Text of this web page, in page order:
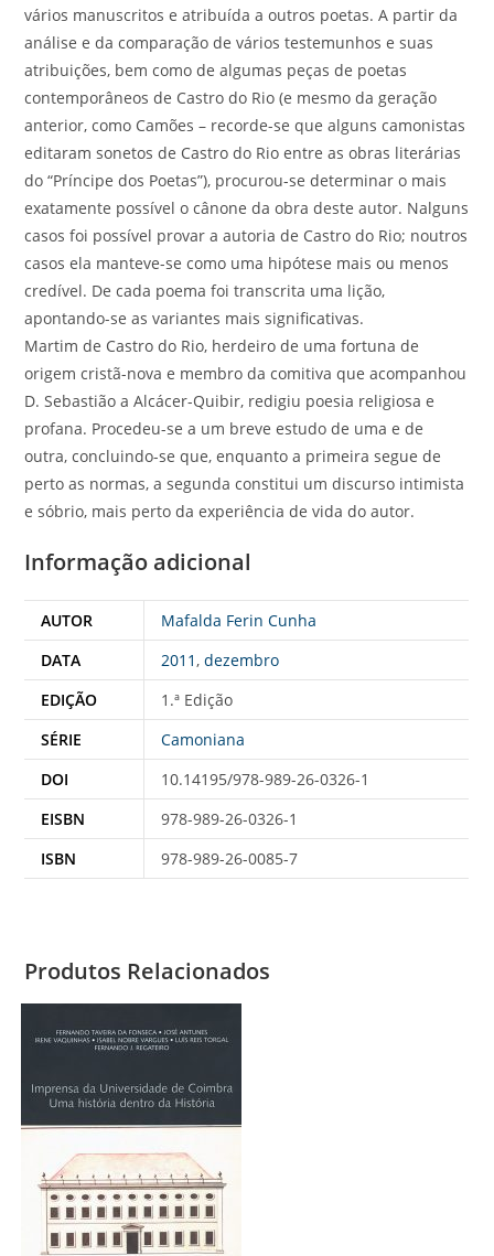
vários manuscritos e atribuída a outros poetas. A partir da
análise e da comparação de vários testemunhos e suas
atribuições, bem como de algumas peças de poetas
contemporâneos de Castro do Rio (e mesmo da geração
anterior, como Camões – recorde-se que alguns camonistas
editaram sonetos de Castro do Rio entre as obras literárias
do “Príncipe dos Poetas”), procurou-se determinar o mais
exatamente possível o cânone da obra deste autor. Nalguns
casos foi possível provar a autoria de Castro do Rio; noutros
casos ela manteve-se como uma hipótese mais ou menos
credível. De cada poema foi transcrita uma lição,
apontando-se as variantes mais significativas.
Martim de Castro do Rio, herdeiro de uma fortuna de
origem cristã-nova e membro da comitiva que acompanhou
D. Sebastião a Alcácer-Quibir, redigiu poesia religiosa e
profana. Procedeu-se a um breve estudo de uma e de
outra, concluindo-se que, enquanto a primeira segue de
perto as normas, a segunda constitui um discurso intimista
e sóbrio, mais perto da experiência de vida do autor.
Informação adicional
AUTOR
Mafalda Ferin Cunha
DATA
2011,dezembro
EDIÇÃO
1.ª Edição
SÉRIE
Camoniana
DOI
10.14195/978-989-26-0326-1
EISBN
978-989-26-0326-1
ISBN
978-989-26-0085-7
Produtos Relacionados